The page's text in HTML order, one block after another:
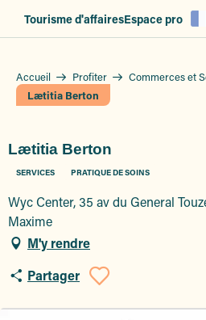
Tourisme d'affairesEspace pro
Accueil Profiter
Commerces et
Lætitia Berton
Lætitia Berton
SERVICES PRATIQUE DE SOINS
Wyc Center, 35 av du General
Maxime
M'y rendre
Partager